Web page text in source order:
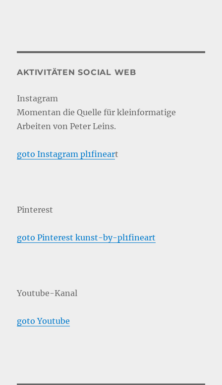
AKTIVITÄTEN SOCIAL WEB
Instagram
Momentan die Quelle für kleinformatige
Arbeiten von Peter Leins.
goto Instagram pl1fineart
Pinterest
goto Pinterest kunst-by-pl1fineart
Youtube-Kanal
goto Youtube